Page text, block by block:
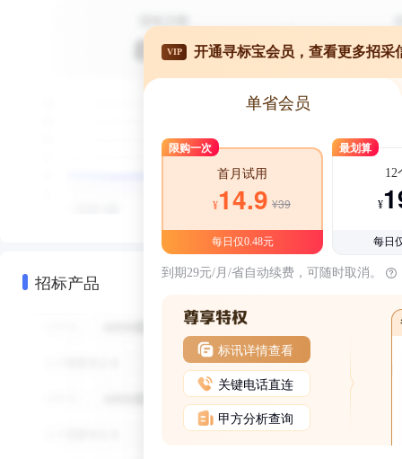
招标产品
VIP 开通寻标宝会员，查看更多招采
单省会员
限购一次
首月试用
¥14.9 ¥39
每日仅0.48元
最划算
12
¥
每日
到期29元/月/省自动续费，可随时取消。
标讯详情查看
关键电话直连
甲方分析查询